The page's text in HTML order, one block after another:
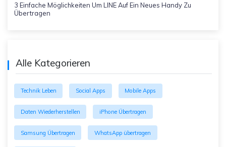
3 Einfache Möglichkeiten Um LINE Auf Ein Neues Handy Zu
Übertragen
Alle Kategorieren
Technik Leben Social Apps Mobile Apps
Daten Wiederherstellen iPhone Übertragen
Samsung Übertragen WhatsApp übertragen